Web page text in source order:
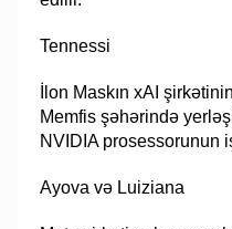
Tennessi
İlon Maskın xAI
Memfis şəhərində
NVIDIA prosessorunun
Ayova və Luiziana